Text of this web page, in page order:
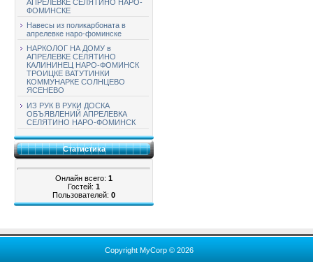
АПРЕЛЕВКЕ СЕЛЯТИНО НАРО-
ФОМИНСКЕ
Навесы из поликарбоната в
апрелевке наро-фоминске
НАРКОЛОГ НА ДОМУ в
АПРЕЛЕВКЕ СЕЛЯТИНО
КАЛИНИНЕЦ НАРО-ФОМИНСК
ТРОИЦКЕ ВАТУТИНКИ
КОММУНАРКЕ СОЛНЦЕВО
ЯСЕНЕВО
ИЗ РУК В РУКИ ДОСКА
ОБЪЯВЛЕНИЙ АПРЕЛЕВКА
СЕЛЯТИНО НАРО-ФОМИНСК
Статистика
Онлайн всего: 1
Гостей: 1
Пользователей: 0
Copyright MyCorp © 2026